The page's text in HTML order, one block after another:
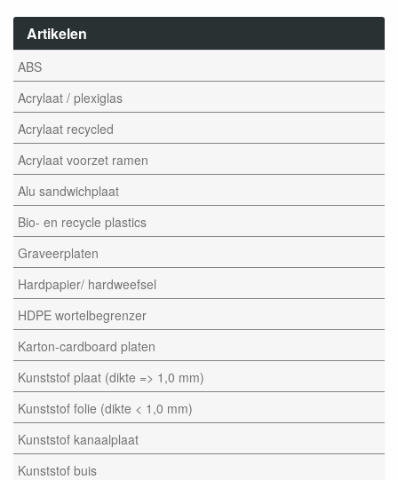
Artikelen
ABS
Acrylaat / plexiglas
Acrylaat recycled
Acrylaat voorzet ramen
Alu sandwichplaat
Bio- en recycle plastics
Graveerplaten
Hardpapier/ hardweefsel
HDPE wortelbegrenzer
Karton-cardboard platen
Kunststof plaat (dikte => 1,0 mm)
Kunststof folie (dikte < 1,0 mm)
Kunststof kanaalplaat
Kunststof buis